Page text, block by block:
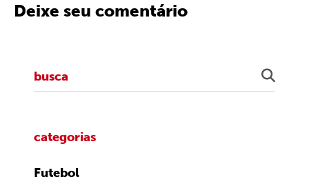
Deixe seu comentário
categorias
Futebol